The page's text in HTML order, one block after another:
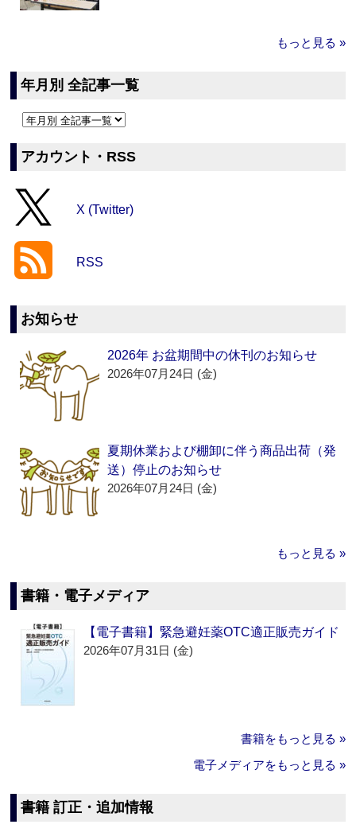
もっと見る »
年月別 全記事一覧
アカウント・RSS
X (Twitter)
RSS
お知らせ
2026年 お盆期間中の休刊のお知らせ
2026年07月24日 (金)
夏期休業および棚卸に伴う商品出荷（発
送）停止のお知らせ
2026年07月24日 (金)
もっと見る »
書籍・電子メディア
【電子書籍】緊急避妊薬OTC適正販売ガイド
2026年07月31日 (金)
書籍をもっと見る »
電子メディアをもっと見る »
書籍 訂正・追加情報